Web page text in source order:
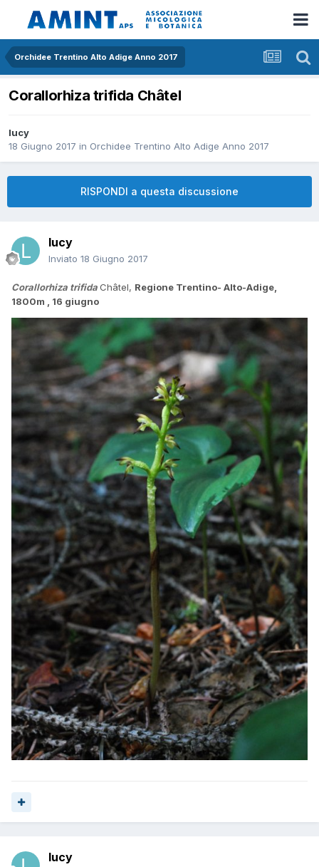
Orchidee Trentino Alto Adige Anno 2017
Corallorhiza trifida Châtel
lucy
18 Giugno 2017 in Orchidee Trentino Alto Adige Anno 2017
RISPONDI a questa discussione
lucy
Inviato 18 Giugno 2017
Corallorhiza trifidaChâtel, Regione Trentino- Alto-Adige,
1800m , 16 giugno
lucy